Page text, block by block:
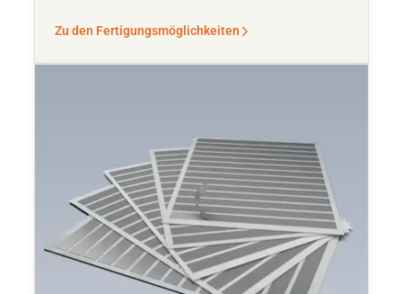
Zu den Fertigungsmöglichkeiten